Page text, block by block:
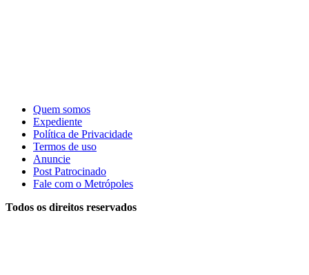
Quem somos
Expediente
Política de Privacidade
Termos de uso
Anuncie
Post Patrocinado
Fale com o Metrópoles
Todos os direitos reservados